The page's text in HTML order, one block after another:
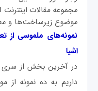
مجموعه مقالات اینترنت
موضوع زیرساخت‌ها و
نمونه‌های ملموسی از
اشیا
در آخرین بخش از سری
داریم به ده نمونه از